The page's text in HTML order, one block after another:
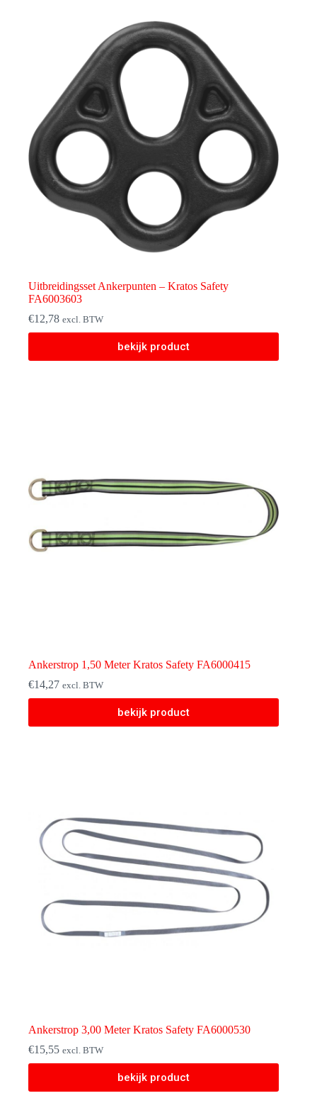
Uitbreidingsset Ankerpunten – Kratos Safety
FA6003603
€12,78 excl. BTW
bekijk product
Ankerstrop 1,50 Meter Kratos Safety FA6000415
€14,27 excl. BTW
bekijk product
Ankerstrop 3,00 Meter Kratos Safety FA6000530
€15,55 excl. BTW
bekijk product